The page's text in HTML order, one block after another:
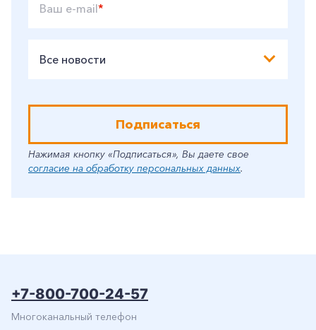
Ваш e-mail*
Все новости
Подписаться
Нажимая кнопку «Подписаться», Вы даете свое
согласие на обработку персональных данных.
+7-800-700-24-57
Многоканальный телефон